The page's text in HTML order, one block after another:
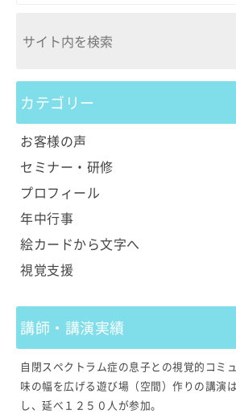
カテゴリー
お客様の声
セミナー・研修
プロフィール
年中行事
絵カードから文字へ
視覚支援
講師・講演実績
自閉スペクトラム症の息子との視覚的コミ
味の幅を広げる遊び場（空間）作りの講演
し、延べ１２５０人が参加。